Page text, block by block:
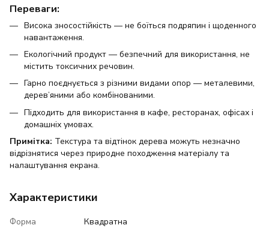
Переваги:
Висока зносостійкість — не боїться подряпин і щоденного
навантаження.
Екологічний продукт — безпечний для використання, не
містить токсичних речовин.
Гарно поєднується з різними видами опор — металевими,
дерев’яними або комбінованими.
Підходить для використання в кафе, ресторанах, офісах і
домашніх умовах.
Примітка: Текстура та відтінок дерева можуть незначно
відрізнятися через природне походження матеріалу та
налаштування екрана.
Характеристики
Форма
Квадратна